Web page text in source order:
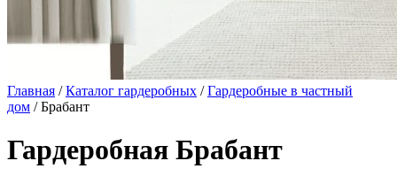
Главная /Каталог гардеробных /Гардеробные в частный
дом / Брабант
Гардеробная Брабант